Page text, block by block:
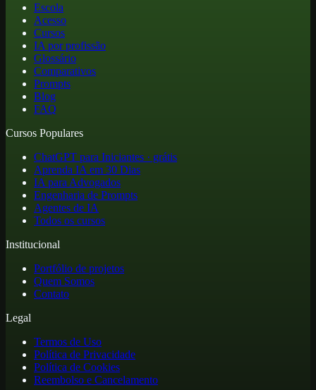
Escola
Acesso
Cursos
IA por profissão
Glossário
Comparativos
Prompts
Blog
FAQ
Cursos Populares
ChatGPT para Iniciantes · grátis
Aprenda IA em 30 Dias
IA para Advogados
Engenharia de Prompts
Agentes de IA
Todos os cursos
Institucional
Portfólio de projetos
Quem Somos
Contato
Legal
Termos de Uso
Política de Privacidade
Política de Cookies
Reembolso e Cancelamento